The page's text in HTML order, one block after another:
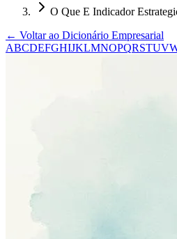
O Que E Indicador
← Voltar ao Dicionário Empresarial
ABCDEFGHIJKLMNOPQRSTUV